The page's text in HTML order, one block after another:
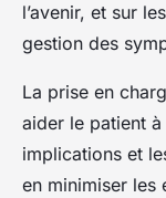
l’avenir, et sur
gestion des
La prise en
aider le patient
implications et
en minimiser les